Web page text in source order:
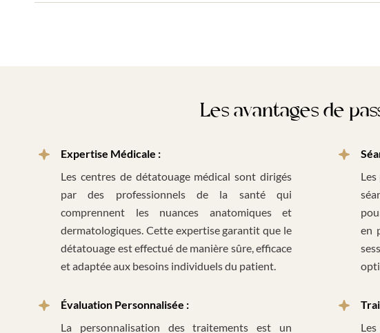
Les avantages de
Expertise Médicale :
Les centres de détatouage médical sont dirigés
par des professionnels de la santé qui
comprennent les nuances anatomiques et
dermatologiques. Cette expertise garantit que le
détatouage est effectué de manière sûre, efficace
et adaptée aux besoins individuels du patient.
Évaluation Personnalisée :
La personnalisation des traitements est un
en